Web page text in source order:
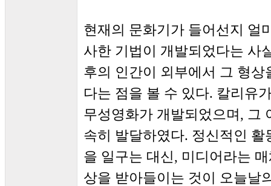
현재의 문화기가 들어선지 얼
사한 기법이 개발되었다는 사
후의 인간이 외부에서 그 형
다는 점을 볼 수 있다. 칼리유
무성영화가 개발되었으며, 그
속히 발달하였다. 정신적인
을 일구는 대신, 미디어라는
상을 받아들이는 것이 오늘날